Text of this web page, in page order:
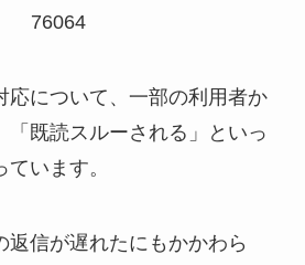
76064
応について、一部の利用者か
「既読スルーされる」といっ
います。
返信が遅れたにもかかわら